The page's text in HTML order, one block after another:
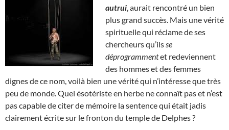
autrui , aurait rencontré un bien
plus grand succès. Mais une vérité
spirituelle qui réclame de ses
chercheurs qu’ils se
déprogrammentet redeviennent
des hommes et des femmes
dignes de ce nom, voilà bien une vérité qui n’intéresse que très
peu de monde. Quel ésotériste en herbe ne connaît pas et n’est
pas capable de citer de mémoire la sentence qui était jadis
clairement écrite sur le fronton du temple de Delphes ?